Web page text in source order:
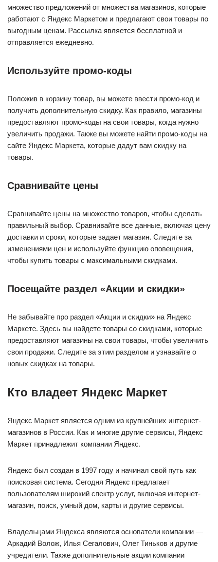
множество предложений от множества магазинов, которые
работают с Яндекс Маркетом и предлагают свои товары по
выгодным ценам. Рассылка является бесплатной и
отправляется ежедневно.
Используйте промо-коды
Положив в корзину товар, вы можете ввести промо-код и
получить дополнительную скидку. Как правило, магазины
предоставляют промо-коды на свои товары, когда нужно
увеличить продажи. Также вы можете найти промо-коды на
сайте Яндекс Маркета, которые дадут вам скидку на
товары.
Сравнивайте цены
Сравнивайте цены на множество товаров, чтобы сделать
правильный выбор. Сравнивайте все данные, включая цену
доставки и сроки, которые задает магазин. Следите за
изменениями цен и используйте функцию оповещения,
чтобы купить товары с максимальными скидками.
Посещайте раздел «Акции и скидки»
Не забывайте про раздел «Акции и скидки» на Яндекс
Маркете. Здесь вы найдете товары со скидками, которые
предоставляют магазины на свои товары, чтобы увеличить
свои продажи. Следите за этим разделом и узнавайте о
новых скидках на товары.
Кто владеет Яндекс Маркет
Яндекс Маркет является одним из крупнейших интернет-
магазинов в России. Как и многие другие сервисы, Яндекс
Маркет принадлежит компании Яндекс.
Яндекс был создан в 1997 году и начинал свой путь как
поисковая система. Сегодня Яндекс предлагает
пользователям широкий спектр услуг, включая интернет-
магазин, поиск, умный дом, карты и другие сервисы.
Владельцами Яндекса являются основатели компании —
Аркадий Волож, Илья Сегалович, Олег Тиньков и другие
учредители. Также дополнительные акции компании